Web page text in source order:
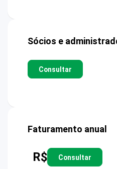
Sócios e
Consultar
Faturamento anual
R$ Consultar